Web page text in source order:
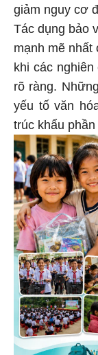
giảm nguy cơ
Tác dụng bảo
mạnh mẽ nhất
khi các
rõ ràng.
yếu tố văn
trúc khẩu